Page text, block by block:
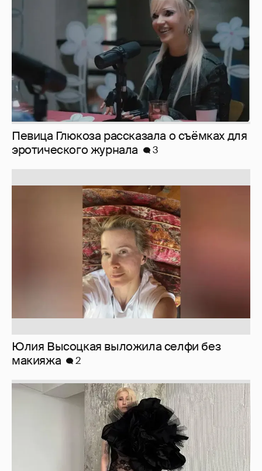
Певица Глюкоза рассказала о съёмках для
эротического журнала
3
Юлия Высоцкая выложила селфи без
макияжа
2